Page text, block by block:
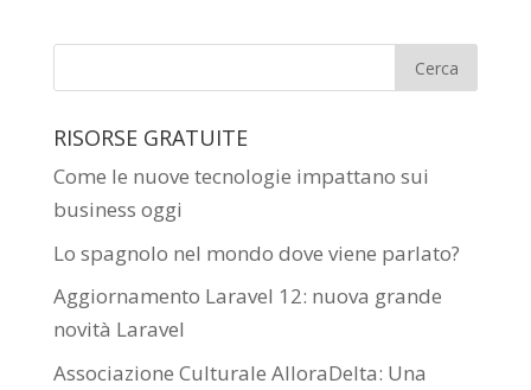
RISORSE GRATUITE
Come le nuove tecnologie impattano sui
business oggi
Lo spagnolo nel mondo dove viene parlato?
Aggiornamento Laravel 12: nuova grande
novità Laravel
Associazione Culturale AlloraDelta: Una